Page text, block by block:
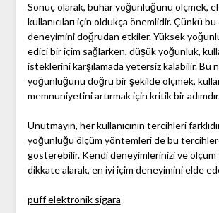
Sonuç olarak, buhar yoğunluğunu ölçmek,
kullanıcıları için oldukça önemlidir. Çünkü
deneyimini doğrudan etkiler. Yüksek
edici bir içim sağlarken, düşük yoğunluk,
isteklerini karşılamada yetersiz kalabilir. Bu
yoğunluğunu doğru bir şekilde ölçmek,
memnuniyetini artırmak için kritik bir
Unutmayın, her kullanıcının tercihleri
yoğunluğu ölçüm yöntemleri de bu
gösterebilir. Kendi deneyimlerinizi ve ölçüm
dikkate alarak, en iyi içim deneyimini elde
puff elektronik sigara